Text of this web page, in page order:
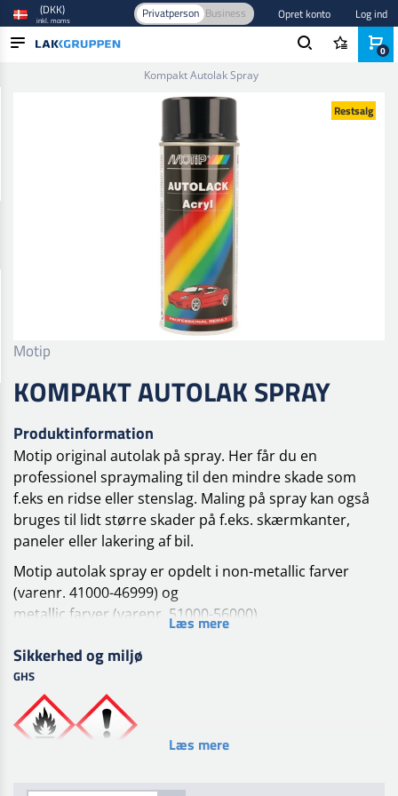
(DKK)
inkl. moms Privatperson Business Opret konto Log ind
Kompakt Autolak Spray
Restsalg
Motip
KOMPAKT AUTOLAK SPRAY
Produktinformation
Motip original autolak på spray. Her får du en
professionel spraymaling til den mindre skade som
f.eks en ridse eller stenslag. Maling på spray kan også
bruges til lidt større skader på f.eks. skærmkanter,
paneler eller lakering af bil.
Motip autolak spray er opdelt i non-metallic farver
(varenr. 41000-46999) og
metallic farver (varenr. 51000-56000).
Overfladen skal være ren, tør og fri for fedt. Fjern løs
gammel lak, rust og slib
overflade. Påfør et lag MoTip primer egnet til
overfladen. Efter tørring slibes bundlaget (korn 600).
Læs mere
Sikkerhed og miljø
GHS
Læs mere
0